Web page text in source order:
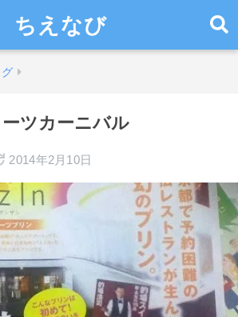
ちえなび
ツカーニバル
2014年2月10日